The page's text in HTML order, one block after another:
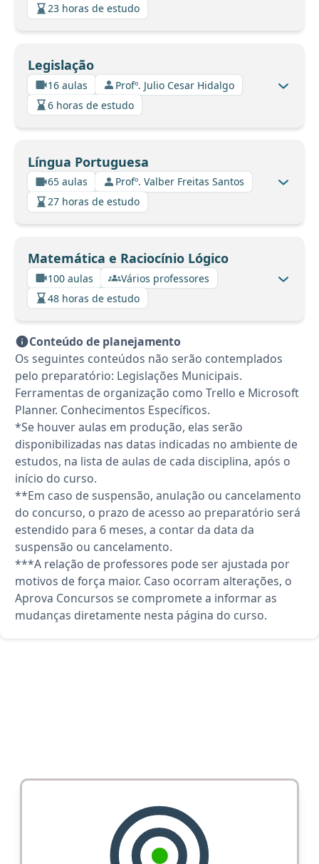
23 horas de estudo
Legislação
16 aulas
Profº. Julio Cesar Hidalgo
6 horas de estudo
Língua Portuguesa
65 aulas
Profº. Valber Freitas Santos
27 horas de estudo
Matemática e Raciocínio Lógico
100 aulas
Vários professores
48 horas de estudo
Conteúdo de planejamento
Os seguintes conteúdos não serão contemplados
pelo preparatório: Legislações Municipais.
Ferramentas de organização como Trello e Microsoft
Planner. Conhecimentos Específicos.
*Se houver aulas em produção, elas serão
disponibilizadas nas datas indicadas no ambiente de
estudos, na lista de aulas de cada disciplina, após o
início do curso.
**Em caso de suspensão, anulação ou cancelamento
do concurso, o prazo de acesso ao preparatório será
estendido para 6 meses, a contar da data da
suspensão ou cancelamento.
***A relação de professores pode ser ajustada por
motivos de força maior. Caso ocorram alterações, o
Aprova Concursos se compromete a informar as
mudanças diretamente nesta página do curso.